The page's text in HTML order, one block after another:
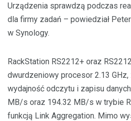
Urządzenia sprawdzą podczas
dla firmy zadań – powiedział
w Synology.
RackStation RS2212+ oraz
dwurdzeniowy procesor 2.13
wydajność odczytu i zapisu
MB/s oraz 194.32 MB/s w trybie
funkcją Link Aggregation. Mimo